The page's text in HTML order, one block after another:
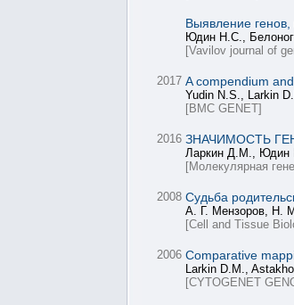
Выявление генов,
Юдин Н.С.,
[Vavilov journal of
2017 A compendium
Yudin N.S., Larkin
[BMC GENET]
2016 ЗНАЧИМОСТЬ
Ларкин Д.М., Юдин
[Молекулярная
2008 Судьба
А. Г. Мензоров, Н.
[Cell and Tissue
2006 Comparative
Larkin D.M.,
[CYTOGENET